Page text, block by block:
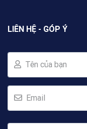
LIÊN HỆ - GÓP Ý
Tên của bạn
Email